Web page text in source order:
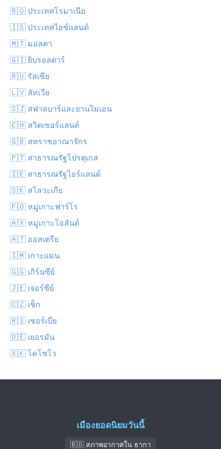
🇷🇴 ประเทศโรมาเนีย
🇮🇸 ประเทศไอซ์แลนด์
🇲🇹 มอลตา
🇬🇮 ยิบรอลตาร์
🇷🇺 รัสเซีย
🇱🇻 ลัทเวีย
🇸🇯 สฟาลบาร์และยานไมเอน
🇨🇭 สวิตเซอร์แลนด์
🇬🇧 สหราชอาณาจักร
🇵🇹 สาธารณรัฐโปรตุเกส
🇮🇪 สาธารณรัฐไอร์แลนด์
🇸🇰 สโลวะเกีย
🇫🇴 หมู่เกาะฟาร์โร
🇦🇽 หมู่เกาะโอลันด์
🇦🇹 ออสเตรีย
🇮🇲 เกาะแมน
🇬🇬 เกิร์นซีย์
🇯🇪 เจอร์ซีย์
🇨🇿 เช็ก
🇷🇸 เซอร์เบีย
🇩🇪 เยอรมัน
🇽🇰 โคโซโว
เมืองยอดนิยมวันนี้
🇧🇩 สภาพอากาศใน ธากา